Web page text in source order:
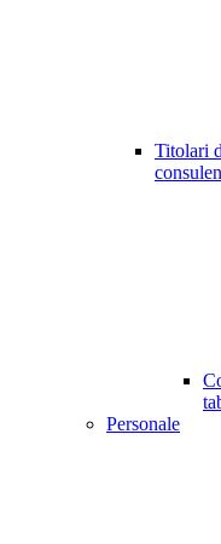
Titolari
Personale